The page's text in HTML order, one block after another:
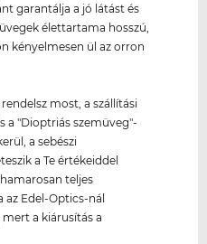
garantálja a jó látást és
élettartama hosszú,
kényelmesen ül az orron
most, a szállítási
a "Dioptriás szemüveg"-
a sebészi
a Te értékeiddel
teljes
az Edel-Optics-nál
a kiárusítás a